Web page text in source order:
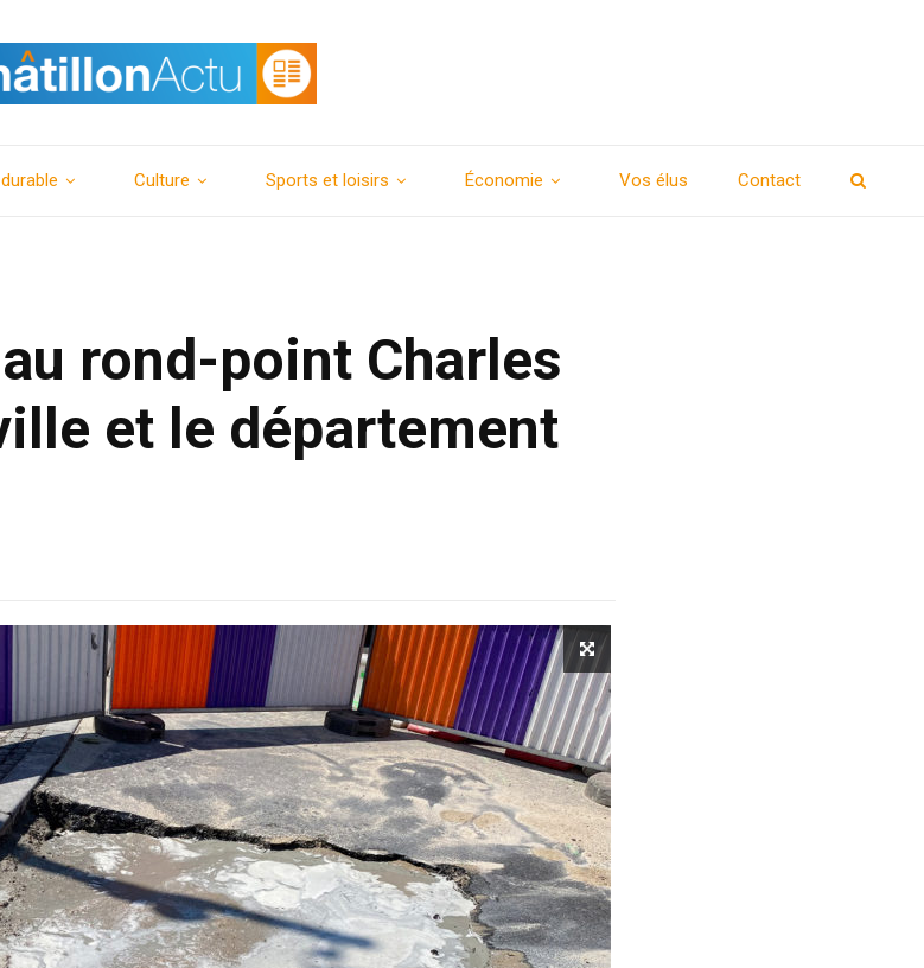
Culture Sports et loisirs Économie Vos élus Contact
rond-point Charles
et le département